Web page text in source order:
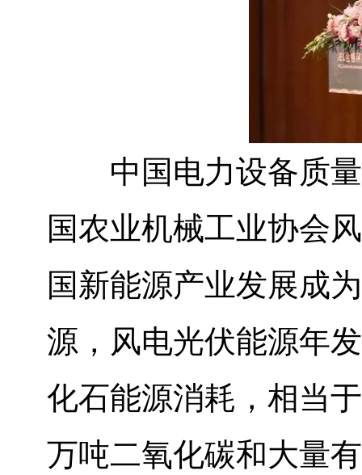
中国电力设备质量
国农业机械工业协会
国新能源产业发展成
源，风电光伏能源年
化石能源消耗，相当
万吨二氧化碳和大量